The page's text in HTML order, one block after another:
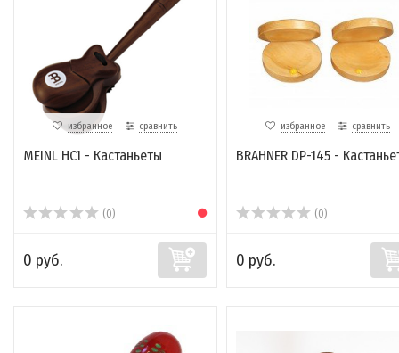
избранное сравнить
MEINL HC1 - Кастаньеты
(0)
0 руб.
избранное сравнить
BRAHNER DP-145 -
(0)
0 руб.